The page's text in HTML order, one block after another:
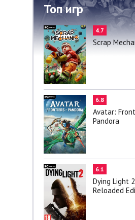
Топ игр
4.7
Scrap
6.8
Avatar:
Pandora
6.1
Dying Light
Reloaded